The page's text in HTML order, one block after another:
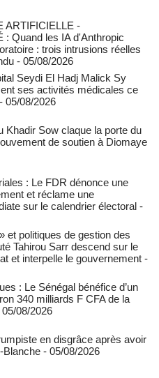
ARTIFICIELLE -
: Quand les IA d'Anthropic
: trois intrusions réelles
- 05/08/2026
Seydi El Hadj Malick Sy
ses activités médicales ce
- 05/08/2026
Khadir Sow claque la porte du
de soutien à Diomaye
: Le FDR dénonce une
et réclame une
sur le calendrier électoral -
et politiques de gestion des
Tahirou Sarr descend sur le
et interpelle le gouvernement -
: Le Sénégal bénéfice d’un
340 milliards F CFA de la
05/08/2026
en disgrâce après avoir
Blanche - 05/08/2026